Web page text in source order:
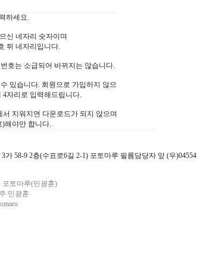
하세요.
신 네자리 숫자이며
뒤 네자리입니다.
호는 소급되어 바뀌지는 않습니다.
있습니다. 회원으로 가입하지 않으
자리로 입력해드립니다.
지워지면 다운로드가 되지 않으며
해야만 합니다.
가 58-9 2층(수표로6길 2-1) 포토마루 필름담당자 앞 (우)04554
포토마루(민광훈)
민광훈